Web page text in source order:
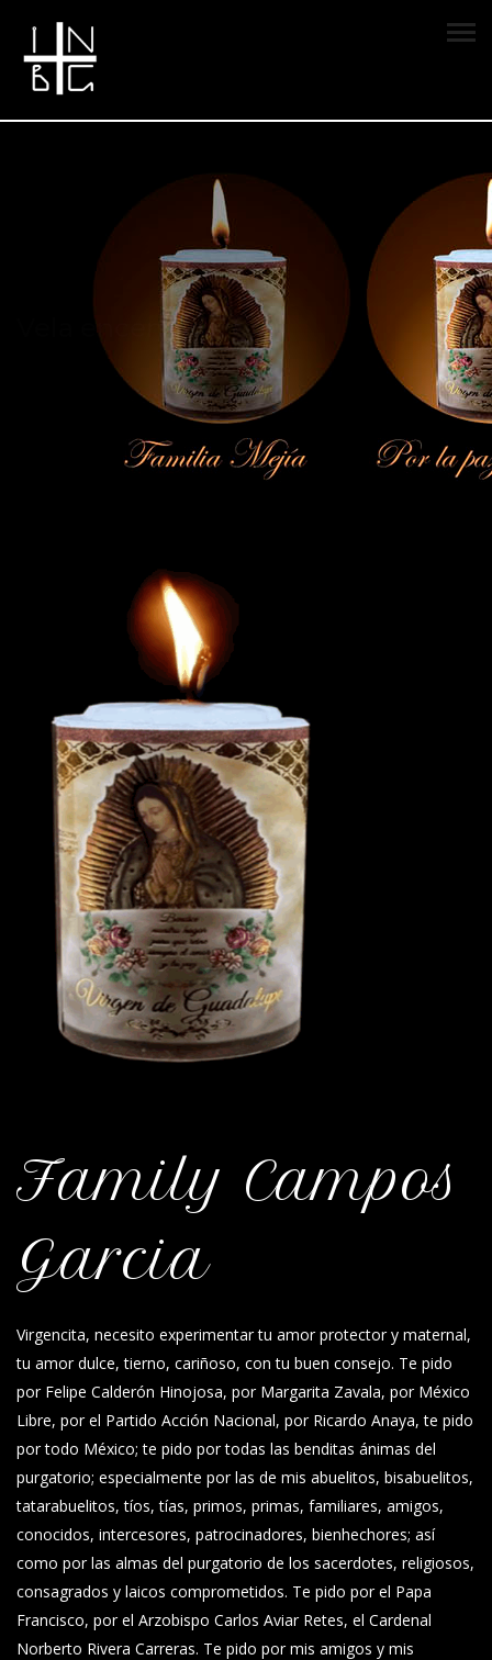
Vela encendida
Family Campos
Garcia
Virgencita, necesito experimentar tu amor protector y maternal,
tu amor dulce, tierno, cariñoso, con tu buen consejo. Te pido
por Felipe Calderón Hinojosa, por Margarita Zavala, por México
Libre, por el Partido Acción Nacional, por Ricardo Anaya, te pido
por todo México; te pido por todas las benditas ánimas del
purgatorio; especialmente por las de mis abuelitos, bisabuelitos,
tatarabuelitos, tíos, tías, primos, primas, familiares, amigos,
conocidos, intercesores, patrocinadores, bienhechores; así
como por las almas del purgatorio de los sacerdotes, religiosos,
consagrados y laicos comprometidos. Te pido por el Papa
Francisco, por el Arzobispo Carlos Aviar Retes, el Cardenal
Norberto Rivera Carreras. Te pido por mis amigos y mis